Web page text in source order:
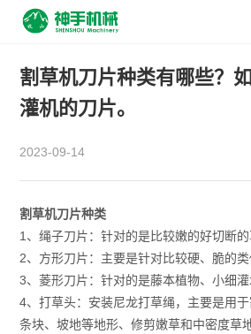
割草机刀片种类有哪些？
灌机的刀片。
2023-09-14
割草机刀片种类
1、绳子刀片：针对的是比较嫩的好切断的
2、方形刀片：主要是针对比较硬、脆的类
3、菱形刀片：针对的是藤本植物、小细灌
4、打草头：安装尼龙打草绳，主要是用
条块、坡地等地形、修剪嫩草和中密度草地